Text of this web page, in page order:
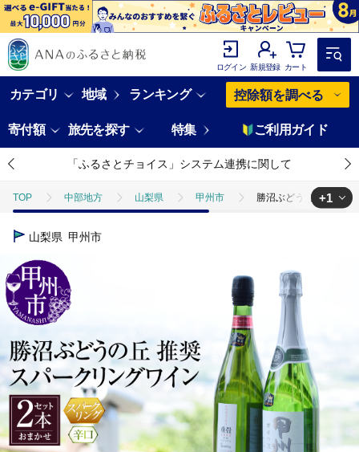
ログイン 新規登録 カート
カテゴリ 地域 ランキング 控除額を調べる
寄付額 旅先を探す 特集 ご利用ガイド
「ふるさとチョイス」システム連携に関して
TOP 中部地方 山梨県 甲州市 勝沼ぶどうの丘推奨ス
TOP
+1
山梨県 甲州市